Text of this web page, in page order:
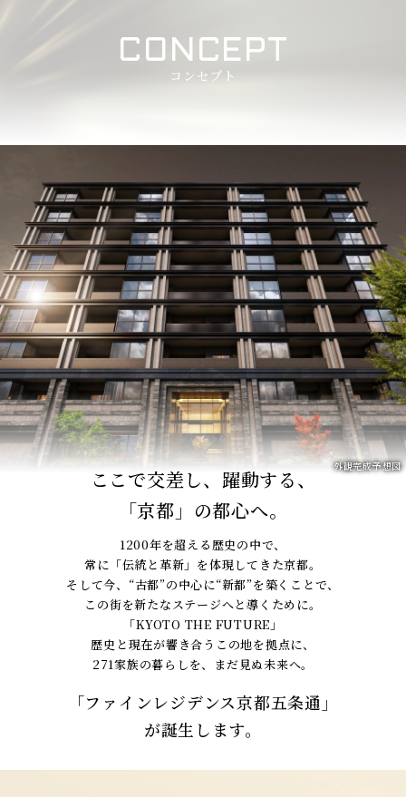
CONCEPT
コンセプト
外観完成予想図
ここで交差し、躍動する、
「京都」の都心へ。
1200年を超える歴史の中で、
常に「伝統と革新」を体現してきた京都。
そして今、“古都”の中心に“新都”を築くことで、
この街を新たなステージへと導くために。
「KYOTO THE FUTURE」
歴史と現在が響き合うこの地を拠点に、
271家族の暮らしを、まだ見ぬ未来へ。
「ファインレジデンス京都五条通」
が誕生します。